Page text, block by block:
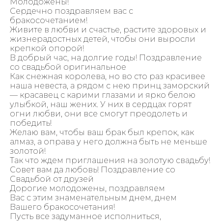
Сердечно поздравляем вас с
бракосочетанием!
Живите в любви и счастье, растите здоровых и
жизнерадостных детей, чтобы они выросли
крепкой опорой!
В добрый час, на долгие годы! Поздравление
со свадьбой оригинальное
Как снежная королева, но во сто раз красивее
наша невеста, а рядом с нею принц заморский
— красавец с карими глазами и ярко белою
улыбкой, наш жених. У них в сердцах горят
огни любви, они все смогут преодолеть и
победить!
Желаю вам, чтобы ваш брак был крепок, как
алмаз, а оправа у него должна быть не меньше
золотой!
Так что ждем приглашения на золотую свадьбу!
Совет вам да любовь! Поздравление со
Свадьбой от друзей
Дорогие молодожены, поздравляем
Вас с этим знаменательным днем, днем
Вашего бракосочетания!
Пусть все задуманное исполниться,